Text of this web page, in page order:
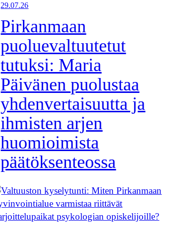
29.07.26
Pirkanmaan
puoluevaltuutetut
tutuksi: Maria
Päivänen puolustaa
yhdenvertaisuutta ja
ihmisten arjen
huomioimista
päätöksenteossa